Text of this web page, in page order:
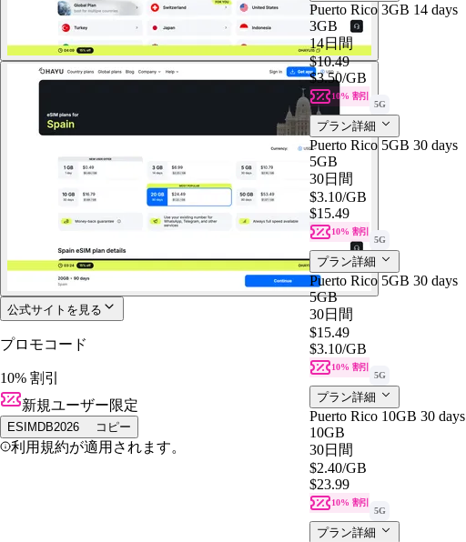
公式サイトを見る
プロモコード
10% 割引
新規ユーザー限定
ESIMDB2026 コピー
利用規約が適用されます。
Puerto Rico 3GB 14 days
3GB
14日間
$10.49
$3.50/GB
10% 割引
5G
プラン詳細
Puerto Rico 5GB 30 days
5GB
30日間
$3.10/GB
$15.49
10% 割引
5G
プラン詳細
Puerto Rico 5GB 30 days
5GB
30日間
$15.49
$3.10/GB
10% 割引
5G
プラン詳細
Puerto Rico 10GB 30 days
10GB
30日間
$2.40/GB
$23.99
10% 割引
5G
プラン詳細